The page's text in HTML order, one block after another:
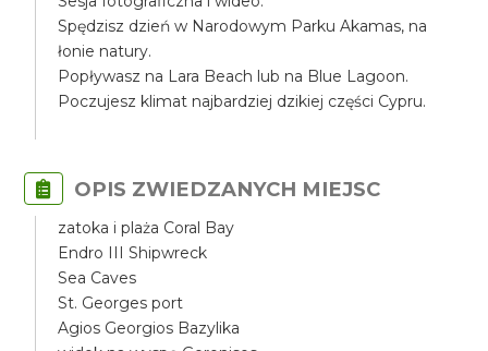
Spędzisz dzień w Narodowym Parku Akamas, na
łonie natury.
Popływasz na Lara Beach lub na Blue Lagoon.
Poczujesz klimat najbardziej dzikiej części Cypru.
OPIS ZWIEDZANYCH MIEJSC
zatoka i plaża Coral Bay
Endro III Shipwreck
Sea Caves
St. Georges port
Agios Georgios Bazylika